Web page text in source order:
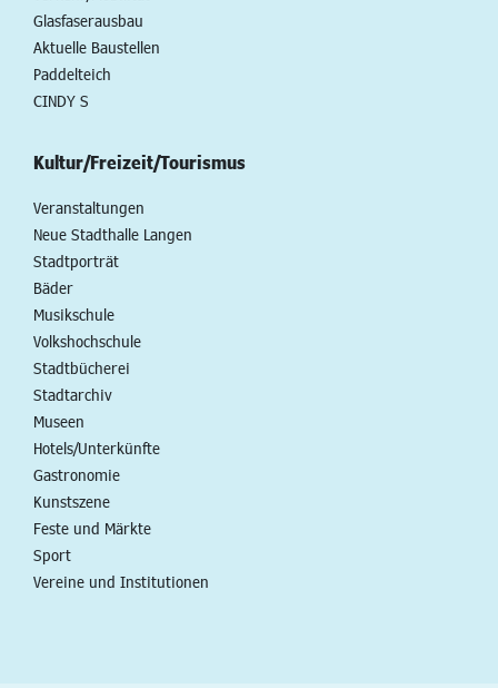
Glasfaserausbau
Aktuelle Baustellen
Paddelteich
CINDY S
Kultur/Freizeit/Tourismus
Veranstaltungen
Neue Stadthalle Langen
Stadtporträt
Bäder
Musikschule
Volkshochschule
Stadtbücherei
Stadtarchiv
Museen
Hotels/Unterkünfte
Gastronomie
Kunstszene
Feste und Märkte
Sport
Vereine und Institutionen